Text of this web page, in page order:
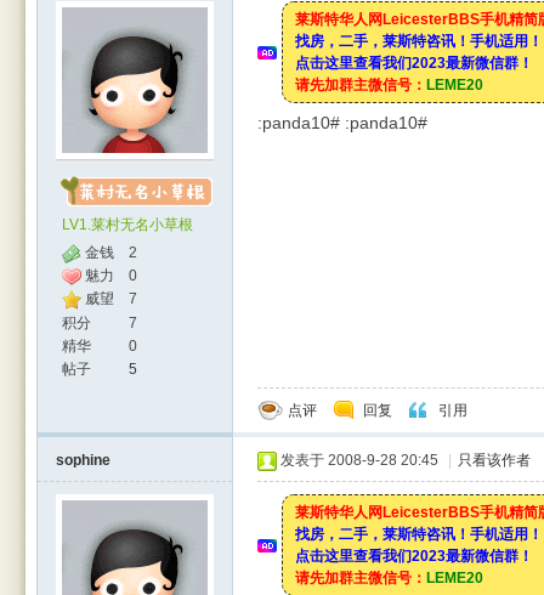
LV1.莱村无名小草根
金钱
2
魅力
0
威望
7
积分
7
精华
0
帖子
5
莱斯特华人网LeicesterBBS手机精简
找房，二手，莱斯特咨讯！手机适用！
点击这里查看我们2023最新微信群！
请先加群主微信号： LEME20
:panda10# :panda10#
点评 回复 引用
sophine 发表于 2008-9-28 20:45 只看该作者
莱斯特华人网LeicesterBBS手机精简
找房，二手，莱斯特咨讯！手机适用！
点击这里查看我们2023最新微信群！
请先加群主微信号： LEME20